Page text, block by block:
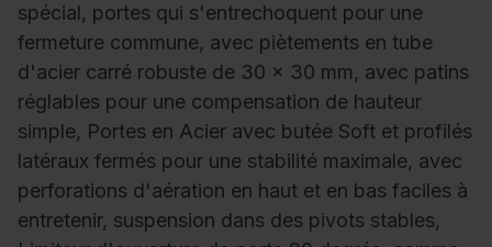
spécial, portes qui s'entrechoquent pour une
fermeture commune, avec piètements en tube
d'acier carré robuste de 30 x 30 mm, avec patins
réglables pour une compensation de hauteur
simple, Portes en Acier avec butée Soft et profilés
latéraux fermés pour une stabilité maximale, avec
perforations d'aération en haut et en bas faciles à
entretenir, suspension dans des pivots stables,